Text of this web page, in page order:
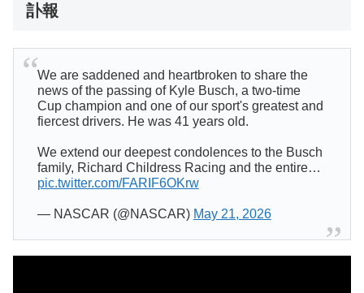
訃報
We are saddened and heartbroken to share the
news of the passing of Kyle Busch, a two-time
Cup champion and one of our sport's greatest and
fiercest drivers. He was 41 years old.
We extend our deepest condolences to the Busch
family, Richard Childress Racing and the entire…
pic.twitter.com/FARIF6OKrw
— NASCAR (@NASCAR) May 21, 2026